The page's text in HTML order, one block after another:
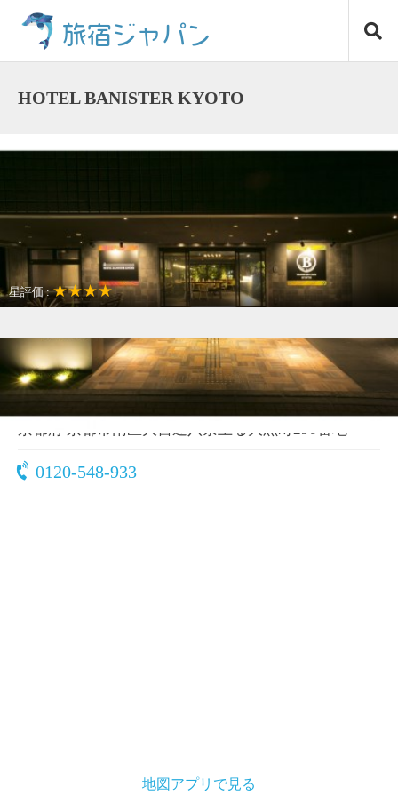
旅宿ジャパン
HOTEL BANISTER KYOTO
星評価 :★★★★
観光名所が近い
京都府 京都市南区大宮通八条上る大黒町290番地
0120-548-933
地図アプリで見る